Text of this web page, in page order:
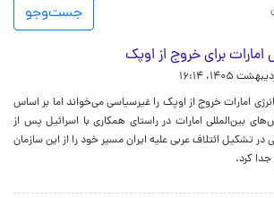
جست‌و‌جو
امارات برای خروج از اوپک
امارات خروج از اوپک را غیرسیاسی می‌خواند اما بر اساس
بین‌المللی امارات در راستای همکاری با اسرائیل پس از
در تشکیل ائتلاف عربی علیه ایران مسیر خود را از این سازمان
کرد.